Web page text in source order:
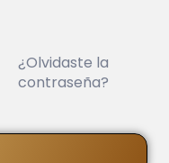
¿Olvidaste la
contraseña?